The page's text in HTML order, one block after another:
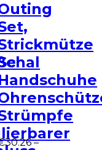
30.26–